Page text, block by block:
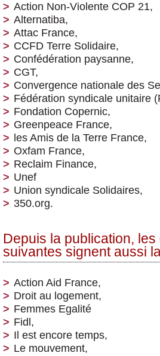
Action Non-Violente COP 21,
Alternatiba,
Attac France,
CCFD Terre Solidaire,
Confédération paysanne,
CGT,
Convergence nationale des
Fédération syndicale unitaire
Fondation Copernic,
Greenpeace France,
les Amis de la Terre France,
Oxfam France,
Reclaim Finance,
Unef
Union syndicale Solidaires,
350.org.
Depuis la publication,
suivantes signent aussi
Action Aid France,
Droit au logement,
Femmes Egalité
Fidl,
Il est encore temps,
Le mouvement,